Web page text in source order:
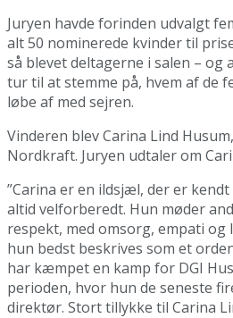
Juryen havde forinden udvalgt
alt 50 nominerede kvinder til
så blevet deltagerne i salen – og
tur til at stemme på, hvem af de
løbe af med sejren.
Vinderen blev Carina Lind
Nordkraft. Juryen udtaler om
”Carina er en ildsjæl, der er
altid velforberedt. Hun møder
respekt, med omsorg, empati og
hun bedst beskrives som et
har kæmpet en kamp for DGI
perioden, hvor hun de seneste
direktør. Stort tillykke til Carina